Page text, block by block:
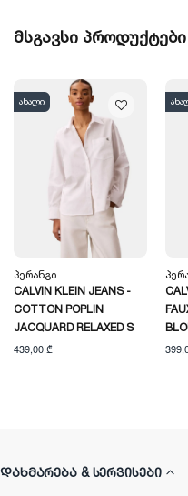
მსგავსი პროდუქტები
ახალი
Პერანგი
CALVIN KLEIN JEANS -
COTTON POPLIN
JACQUARD RELAXED S
439,00 ₾
ᲓᲐᲮᲛᲐᲠᲔᲑᲐ & ᲡᲔᲠᲕᲘᲡᲔᲑᲘ